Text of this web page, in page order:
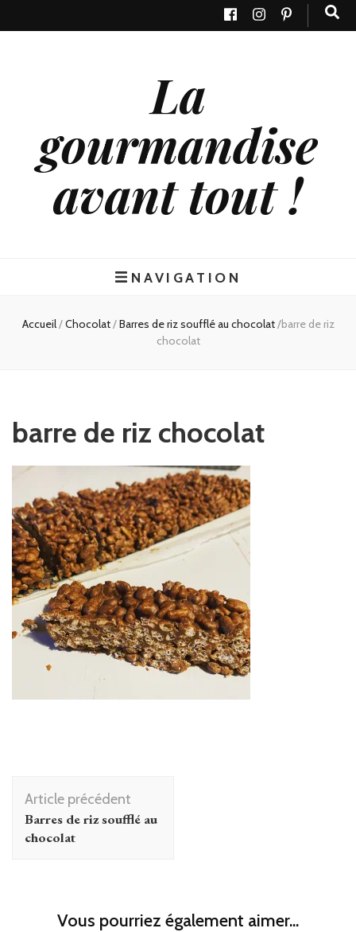
La
gourmandise
avant tout !
NAVIGATION
Accueil/Chocolat/Barres de riz soufflé au chocolat/barre de riz
chocolat
barre de riz chocolat
Navigation
d'article
Article précédent
Barres de riz soufflé au
chocolat
Vous pourriez également aimer...